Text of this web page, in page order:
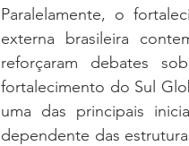
Paralelamente, o
externa brasileira
reforçaram debates
fortalecimento do Sul
uma das principais
dependente das